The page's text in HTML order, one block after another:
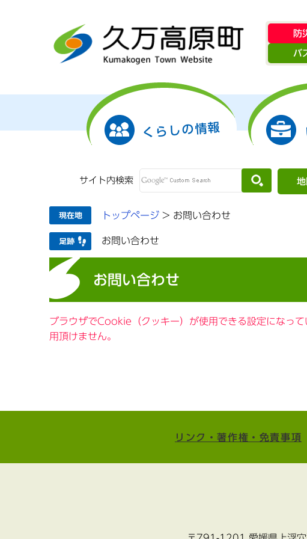
防
バ
くらしの情報
サイト内検索
トップページ > お問い合わせ
お問い合わせ
お問い合わせ
ブラウザでCookie（クッキー）が使用できる設定になっ
用頂けません。
リンク・著作権・免責事項